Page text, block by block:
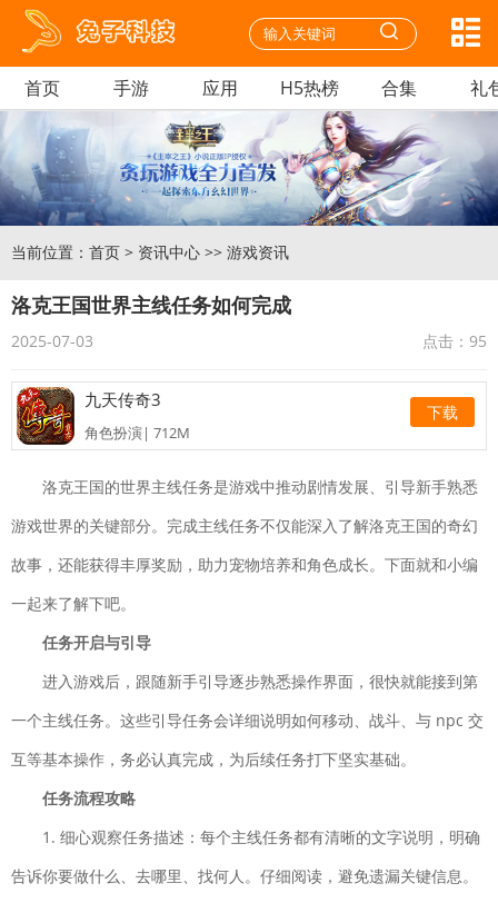
首页 手游 应用 H5热榜 合集 礼
当前位置： 首页 > 资讯中心 >> 游戏资讯
洛克王国世界主线任务如何完成
2025-07-03 点击： 95
下载
九天传奇3
角色扮演| 712M
下载
飞行射击| 924.9M
城池攻坚战
策略塔防| 976M
动作格斗| 252.0M
下载
幸福小农场赚钱版
剑凌苍穹破解版无限元
宝
洛克王国的世界主线任务是游戏中推动剧情发展、引导新手熟悉
游戏世界的关键部分。完成主线任务不仅能深入了解洛克王国的奇幻
故事，还能获得丰厚奖励，助力宠物培养和角色成长。下面就和小编
一起来了解下吧。
任务开启与引导
进入游戏后，跟随新手引导逐步熟悉操作界面，很快就能接到第
一个主线任务。这些引导任务会详细说明如何移动、战斗、与 npc 交
互等基本操作，务必认真完成，为后续任务打下坚实基础。
任务流程攻略
1. 细心观察任务描述：每个主线任务都有清晰的文字说明，明确
告诉你要做什么、去哪里、找何人。仔细阅读，避免遗漏关键信息。